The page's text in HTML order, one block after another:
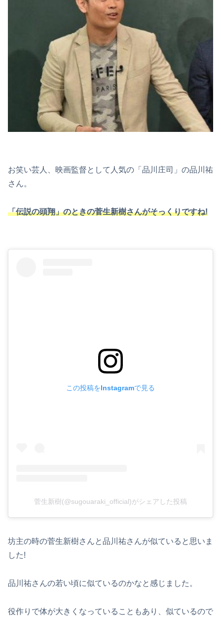
お笑い芸人、映画監督として人気の「品川庄司」の品川祐
さん。
「伝説の頭翔」のときの菅生新樹さんがそっくりですね!
この投稿をInstagramで見る
菅生新樹(@sugouaraki_official)がシェアした投稿
坊主の時の菅生新樹さんと品川祐さんが似ていると思いま
した!
品川祐さんの若い頃に似ているのかなと感じました。
役作りで体が大きくなっていることもあり、似ているので